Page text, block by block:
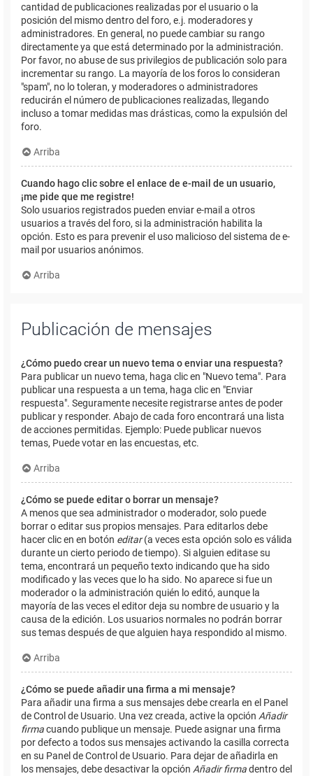
cantidad de publicaciones realizadas por el usuario o la
posición del mismo dentro del foro, e.j. moderadores y
administradores. En general, no puede cambiar su rango
directamente ya que está determinado por la administración.
Por favor, no abuse de sus privilegios de publicación solo para
incrementar su rango. La mayoría de los foros lo consideran
"spam", no lo toleran, y moderadores o administradores
reducirán el número de publicaciones realizadas, llegando
incluso a tomar medidas mas drásticas, como la expulsión del
foro.
Arriba
Cuando hago clic sobre el enlace de e-mail de un usuario,
¡me pide que me registre!
Solo usuarios registrados pueden enviar e-mail a otros
usuarios a través del foro, si la administración habilita la
opción. Esto es para prevenir el uso malicioso del sistema de e-
mail por usuarios anónimos.
Arriba
Publicación de mensajes
¿Cómo puedo crear un nuevo tema o enviar una respuesta?
Para publicar un nuevo tema, haga clic en "Nuevo tema". Para
publicar una respuesta a un tema, haga clic en "Enviar
respuesta". Seguramente necesite registrarse antes de poder
publicar y responder. Abajo de cada foro encontrará una lista
de acciones permitidas. Ejemplo: Puede publicar nuevos
temas, Puede votar en las encuestas, etc.
Arriba
¿Cómo se puede editar o borrar un mensaje?
A menos que sea administrador o moderador, solo puede
borrar o editar sus propios mensajes. Para editarlos debe
hacer clic en en botón editar(a veces esta opción solo es válida
durante un cierto periodo de tiempo). Si alguien editase su
tema, encontrará un pequeño texto indicando que ha sido
modificado y las veces que lo ha sido. No aparece si fue un
moderador o la administración quién lo editó, aunque la
mayoría de las veces el editor deja su nombre de usuario y la
causa de la edición. Los usuarios normales no podrán borrar
sus temas después de que alguien haya respondido al mismo.
Arriba
¿Cómo se puede añadir una firma a mi mensaje?
Para añadir una firma a sus mensajes debe crearla en el Panel
de Control de Usuario. Una vez creada, active la opción Añadir
firmacuando publique un mensaje. Puede asignar una firma
por defecto a todos sus mensajes activando la casilla correcta
en su Panel de Control de Usuario. Para dejar de añadirla en
los mensajes, debe desactivar la opción Añadir firmadentro del